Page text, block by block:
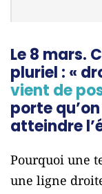
Le 8 mars.
pluriel : «
vient de
porte
atteindre
Pourquoi une
une ligne